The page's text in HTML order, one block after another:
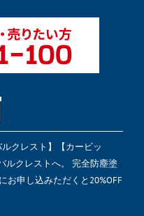
クレスト】【カービッ
ルクレストへ。 完全防塵塗
お申し込みただくと20%OFF